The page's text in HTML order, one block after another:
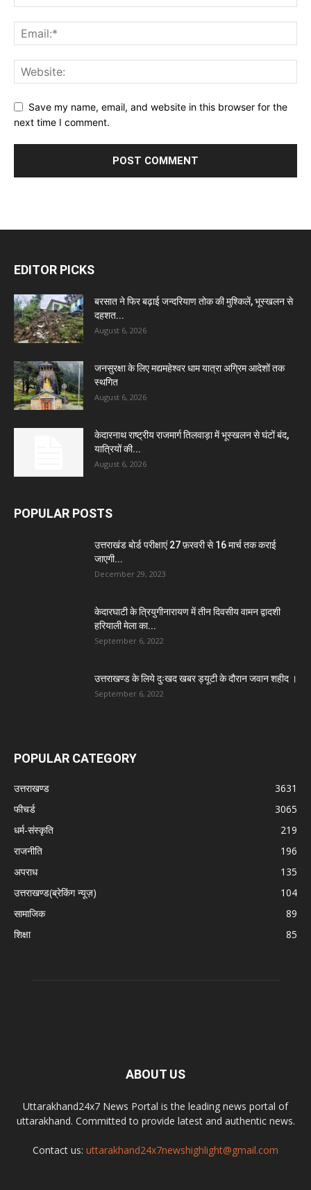
Save my name, email, and website in this browser for the
next time I comment.
EDITOR PICKS
बरसात ने फिर बढ़ाई जन्दरियाण तोक की मुश्किलें, भूस्खलन से
दहशत...
August 6, 2026
जनसुरक्षा के लिए मद्यमहेश्वर धाम यात्रा अग्रिम आदेशों तक
स्थगित
August 6, 2026
केदारनाथ राष्ट्रीय राजमार्ग तिलवाड़ा में भूस्खलन से घंटों बंद,
यात्रियों की...
August 6, 2026
POPULAR POSTS
उत्तराखंड बोर्ड परीक्षाएं 27 फ़रवरी से 16 मार्च तक कराई
जाएगी...
December 29, 2023
केदारघाटी के त्रियुगीनारायण में तीन दिवसीय वामन द्वादशी
हरियाली मेला का...
September 6, 2022
उत्तराखण्ड के लिये दुःखद खबर ड्यूटी के दौरान जवान शहीद ।
September 6, 2022
POPULAR CATEGORY
उत्तराखण्ड
3631
फीचर्ड
3065
धर्म-संस्कृति
219
राजनीति
196
अपराध
135
उत्तराखण्ड(ब्रेकिंग न्यूज़)
104
सामाजिक
89
शिक्षा
85
ABOUT US
Uttarakhand24x7 News Portal is the leading news portal of
uttarakhand. Committed to provide latest and authentic news.
Contact us: uttarakhand24x7newshighlight@gmail.com